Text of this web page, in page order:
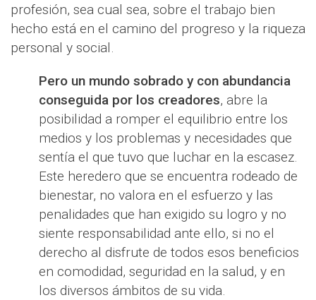
profesión, sea cual sea, sobre el trabajo bien
hecho está en el camino del progreso y la riqueza
personal y social.
Pero un mundo sobrado y con abundancia
conseguida por los creadores, abre la
posibilidad a romper el equilibrio entre los
medios y los problemas y necesidades que
sentía el que tuvo que luchar en la escasez.
Este heredero que se encuentra rodeado de
bienestar, no valora en el esfuerzo y las
penalidades que han exigido su logro y no
siente responsabilidad ante ello, si no el
derecho al disfrute de todos esos beneficios
en comodidad, seguridad en la salud, y en
los diversos ámbitos de su vida.